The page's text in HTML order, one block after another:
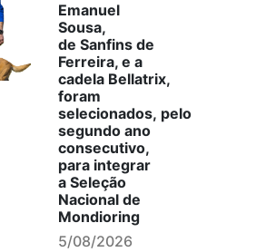
Emanuel
Sousa,
de Sanfins de
Ferreira, e a
cadela Bellatrix,
foram
selecionados, pelo
segundo ano
consecutivo,
para integrar
a Seleção
Nacional de
Mondioring
5/08/2026